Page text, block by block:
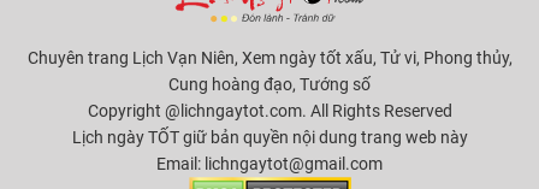
Chuyên trang Lịch Vạn Niên, Xem ngày tốt xấu, Tử vi, Phong thủy,
Cung hoàng đạo, Tướng số
Copyright @lichngaytot.com. All Rights Reserved
Lịch ngày TỐT giữ bản quyền nội dung trang web này
Email: lichngaytot@gmail.com